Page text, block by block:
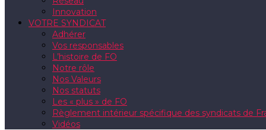
Innovation
VOTRE SYNDICAT
Adhérer
Vos responsables
L’histoire de FO
Notre rôle
Nos Valeurs
Nos statuts
Les « plus » de FO
Règlement intérieur spécifique des syndicats de
Vidéos